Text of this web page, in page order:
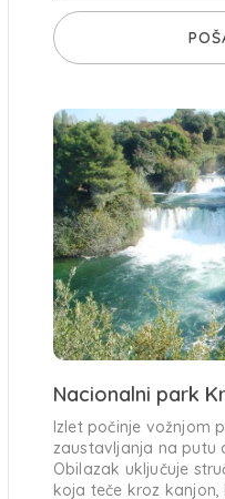
Nacionalni park
Izlet počinje vožnjom
zaustavljanja na putu
Obilazak uključuje
koja teče kroz kanjon,